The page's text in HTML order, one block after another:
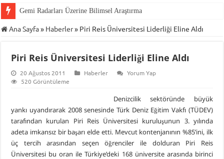
Gemi Radarları Üzerine Bilimsel Araştırma
Ana Sayfa» Haberler» Piri Reis Üniversitesi Liderliği Eline Aldı
Piri Reis Üniversitesi Liderliği Eline Aldı
20 Ağustos 2011 Haberler
Yorum Yap
520 Görüntüleme
Denizcilik sektöründe büyük
yankı uyandırarak 2008 senesinde Türk Deniz Eğitim Vakfı (TÜDEV)
tarafından kurulan Piri Reis Üniversitesi kuruluşunun 3. yılında
adeta imkansız bir başarı elde etti. Mevcut kontenjanının %85’ini, ilk
üç tercih arasından seçen öğrenciler ile dolduran Piri Reis
Üniversitesi bu oran ile Türkiye’deki 168 üniversite arasında birinci